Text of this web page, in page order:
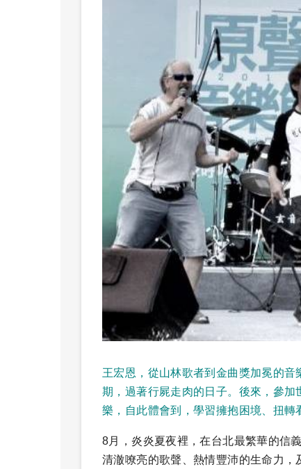
王宏恩，從山林歌者到金曲獎加冕的
期，過著行屍走肉的日子。後來，參
樂，自此體會到，學習擁抱困境、扭轉
8月，炎炎夏夜裡，在台北最繁華的信
清澈嘹亮的歌聲、熱情豐沛的生命力